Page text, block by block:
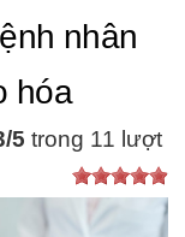
nhân
hóa
/5 trong 11 lượt